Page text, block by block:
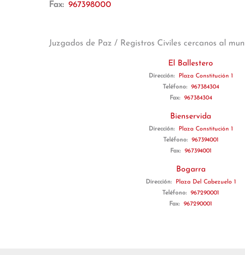
Fax: 967398000
Juzgados de Paz / Registros Civiles cercanos al
El Ballestero
Dirección:
Plaza Constitución 1
Teléfono:
967384304
Fax:
967384304
Bienservida
Dirección:
Plaza Constitución 1
Teléfono:
967394001
Fax:
967394001
Bogarra
Dirección:
Plaza Del Cabezuelo 1
Teléfono:
967290001
Fax:
967290001